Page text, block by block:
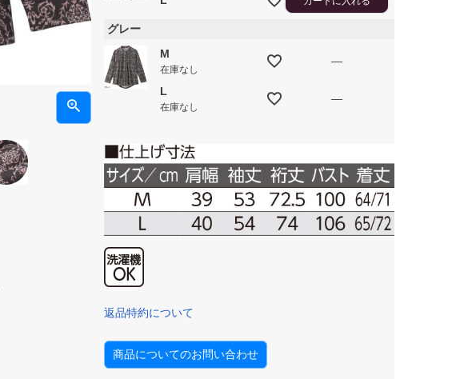
グレー
M
在庫なし
—
L
在庫なし
—
返品特約について
商品についてのお問い合わせ